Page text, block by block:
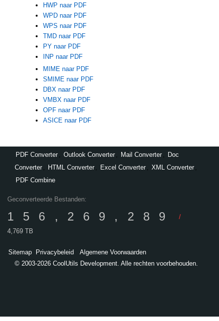
HWP naar PDF
WPD naar PDF
WPS naar PDF
TMD naar PDF
PY naar PDF
INP naar PDF
MIME naar PDF
SMIME naar PDF
DBX naar PDF
VMBX naar PDF
OPF naar PDF
ASICE naar PDF
PDF Converter , Outlook Converter , Mail Converter ,
Doc
Converter , HTML Converter , Excel Converter , XML Converter ,
PDF Combine
Geconverteerde Bestanden:
156,269,289
/
4,769 TB
Sitemap Privacybeleid
Algemene Voorwaarden
© 2003-2026 CoolUtils Development. Alle rechten voorbehouden.